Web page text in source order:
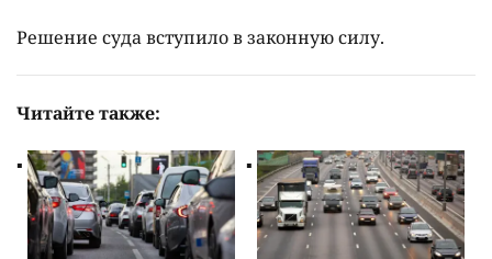
Решение суда вступило в законную силу.
Читайте также: